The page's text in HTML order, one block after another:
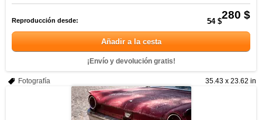
280 $
Reproducción desde: 54 $
Añadir a la cesta
¡Envío y devolución gratis!
35.43 x 23.62 in
Fotografía